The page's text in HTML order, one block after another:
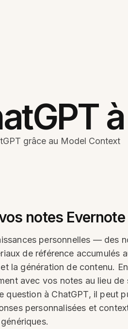
grâce au Model Context
notes Evernote
personnelles — des
de référence accumulés
la génération de contenu.
avec vos notes au lieu
question à ChatGPT, il peut
personnalisées et